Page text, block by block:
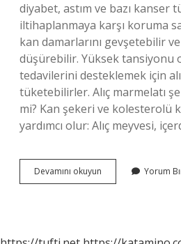
diyabet, astım ve bazı
iltihaplanmaya karşı koruma
kan damarlarını gevşetebilir ve
düşürebilir. Yüksek tansiyonu
tedavilerini desteklemek için
tüketebilirler. Alıç marmelatı
mi? Kan şekeri ve kolesterolü
yardımcı olur: Alıç meyvesi,
Devamını okuyun
Marmelatı
Yorum